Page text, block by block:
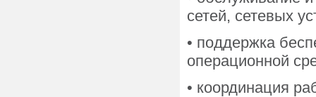
сетей, сетевых
• поддержка
операционной
• координация